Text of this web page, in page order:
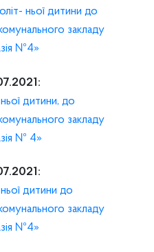
ньої дитини до
закладу
№4»
дитини, до
закладу
№ 4»
дитини до
закладу
№4»